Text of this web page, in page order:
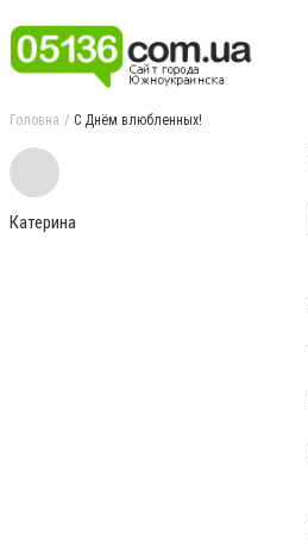
Головна С Днём влюбленных!
Катерина